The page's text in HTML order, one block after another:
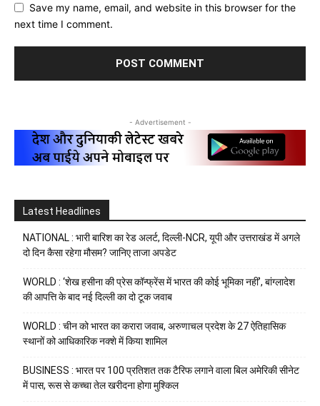
Save my name, email, and website in this browser for the
next time I comment.
- Advertisement -
Latest Headlines
NATIONAL : भारी बारिश का रेड अलर्ट, दिल्ली-NCR, यूपी और उत्तराखंड में अगले
दो दिन कैसा रहेगा मौसम? जानिए ताजा अपडेट
WORLD : ‘शेख हसीना की प्रेस कॉन्फ्रेंस में भारत की कोई भूमिका नहीं’, बांग्लादेश
की आपत्ति के बाद नई दिल्ली का दो टूक जवाब
WORLD : चीन को भारत का करारा जवाब, अरुणाचल प्रदेश के 27 ऐतिहासिक
स्थानों को आधिकारिक नक्शे में किया शामिल
BUSINESS : भारत पर 100 प्रतिशत तक टैरिफ लगाने वाला बिल अमेरिकी सीनेट
में पास, रूस से कच्चा तेल खरीदना होगा मुश्किल